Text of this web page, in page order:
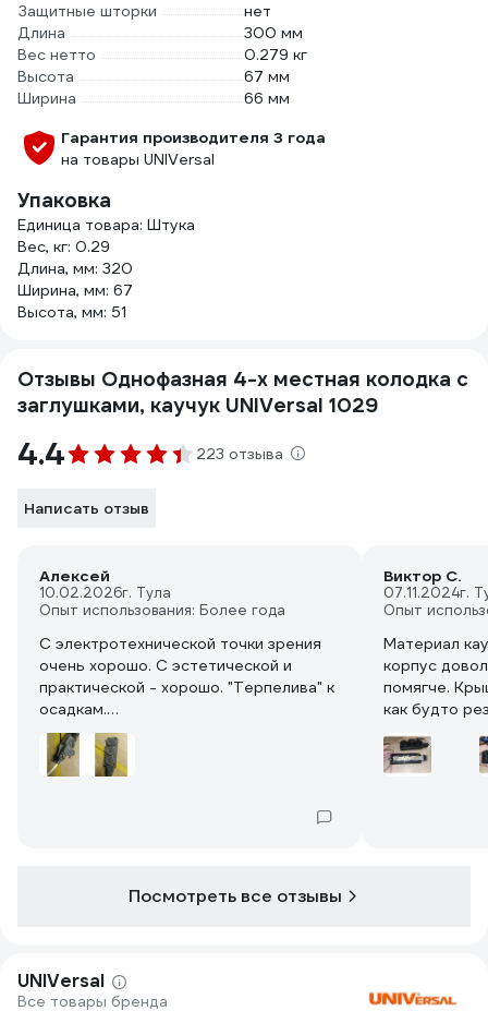
Защитные шторки
нет
Длина
300 мм
Вес нетто
0.279 кг
Высота
67 мм
Ширина
66 мм
Гарантия производителя 3 года
на товары UNIVersal
Упаковка
Единица товара: Штука
Вес, кг: 0.29
Длина, мм: 320
Ширина, мм: 67
Высота, мм: 51
Отзывы Однофазная 4-х местная колодка с
заглушками, каучук UNIVersal 1029
4.4 223 отзыва
Написать отзыв
Алексей
10.02.2026г. Тула
Опыт использования: Более года
С электротехнической точки зрения
очень хорошо. С эстетической и
практической - хорошо. "Терпелива" к
осадкам.
Очень хорошо подойдет для
применения в теплое время и в
теплых помещениях. На морозе
Общее впечатление хорошее, своих
Виктор С.
07.11.2024г.
Опыт
Материал
корпус
помягче.
как будто
можно
Посмотреть все отзывы
UNIVersal
Все товары бренда